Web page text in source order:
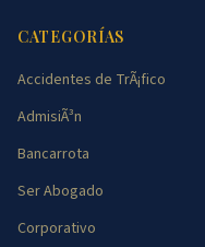
CATEGORÍAS
Accidentes de TrÃ¡fico
AdmisiÃ³n
Bancarrota
Ser Abogado
Corporativo